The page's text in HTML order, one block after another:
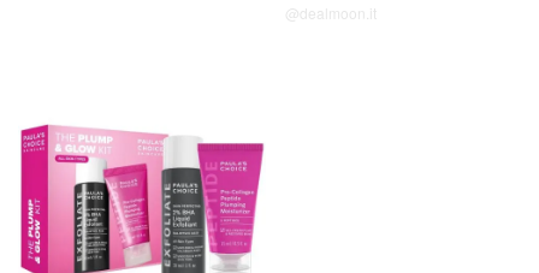
@dealmoon.it